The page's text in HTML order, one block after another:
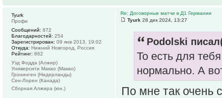
Re: Договорные матчи в Д1 Германии
Tyurk 28 дек 2024, 13:27
Podolski
То есть для
нормально. А
По мне так очень
Tyurk
Профи
Сообщений: 872
Благодарностей: 254
Зарегистрирован: 09 янв 2013, 19:02
Откуда: Нижний Новгород, Россия
Рейтинг: 862
Уэд Фодда (Алжир)
Университи Макао (Макао)
Гронинген (Нидерланды)
Сен-Лорен (Канада)
Сборная Алжира (юн.)